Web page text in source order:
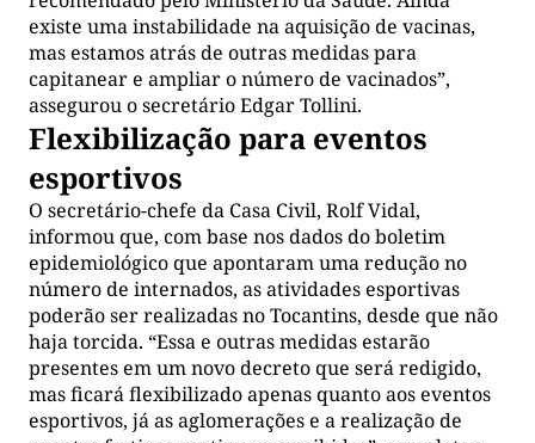
existe uma instabilidade na aquisição de vacinas,
mas estamos atrás de outras medidas para
capitanear e ampliar o número de vacinados”,
assegurou o secretário Edgar Tollini.
Flexibilização para eventos
esportivos
O secretário-chefe da Casa Civil, Rolf Vidal,
informou que, com base nos dados do boletim
epidemiológico que apontaram uma redução no
número de internados, as atividades esportivas
poderão ser realizadas no Tocantins, desde que não
haja torcida. “Essa e outras medidas estarão
presentes em um novo decreto que será redigido,
mas ficará flexibilizado apenas quanto aos eventos
esportivos, já as aglomerações e a realização de